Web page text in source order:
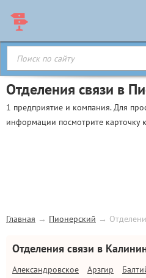
Отделения связи в
1 предприятие и компания. Для
информации посмотрите карточку
Главная → Пионерский →
Отделения связи в
Александровское Арзгир